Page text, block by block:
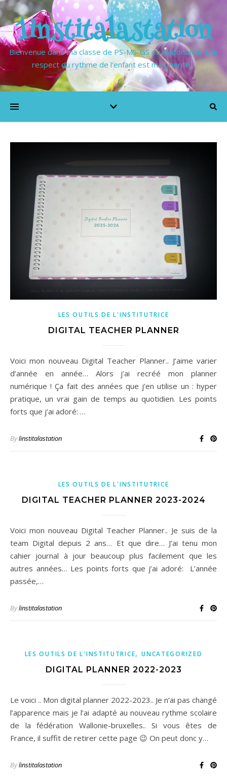
1institalastation
Bienvenue dans ma classe de PS-MS-GS où l'autonomie & le
respect du rythme de l'enfant est ma priorité…
LES OUTILS DE L'INSTITUTRICE
DIGITAL TEACHER PLANNER
Voici mon nouveau Digital Teacher Planner.. J’aime varier
d’année en année… Alors j’ai recréé mon planner
numérique ! Ça fait des années que j’en utilise un : hyper
pratique, un vrai gain de temps au quotidien. Les points
forts que j’ai adoré: …
Bylinstitalastation
LES OUTILS DE L'INSTITUTRICE
DIGITAL TEACHER PLANNER 2023-2024
Voici mon nouveau Digital Teacher Planner.. Je suis de la
team Digital depuis 2 ans… Et que dire… J’ai tenu mon
cahier journal à jour beaucoup plus facilement que les
autres années… Les points forts que j’ai adoré: L’année
passée,…
Bylinstitalastation
LES OUTILS DE L'INSTITUTRICE,UNCATEGORIZED
DIGITAL PLANNER 2022-2023
Le voici .. Mon digital planner 2022-2023.. Je n’ai pas changé
l’apparence mais je l’ai adapté au nouveau rythme scolaire
de la fédération Wallonie-bruxelles.. Si vous êtes de
France, il suffit de retirer cette page 😉 On peut donc y…
Bylinstitalastation